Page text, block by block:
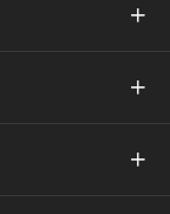


